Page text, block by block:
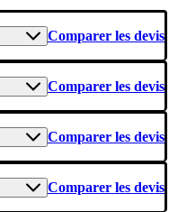
Comparer les devis
Comparer les devis
Comparer les devis
Comparer les devis